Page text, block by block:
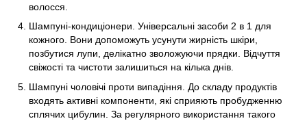
волосся.
Шампуні-кондиціонери. Універсальні засоби 2 в 1 для
кожного. Вони допоможуть усунути жирність шкіри,
позбутися лупи, делікатно зволожуючи прядки. Відчуття
свіжості та чистоти залишиться на кілька днів.
Шампуні чоловічі проти випадіння. До складу продуктів
входять активні компоненти, які сприяють пробудженню
сплячих цибулин. За регулярного використання такого